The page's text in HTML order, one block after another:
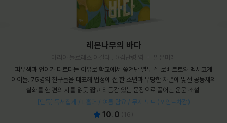
레몬나무의 바다
피부색과 언어가 다르다는 이유로 학교에서 쫓겨난 열두 살 로베르토와 멕시코계
아이들. 75명의 친구들을 대표해 법정에 선 한 소년과 부당한 차별에 맞선 공동체의
실화를 한 편의 시를 읽듯 짧고 리듬감 있는 문장으로 풀어낸 운문 소설.
[단독] 독서집게 / L홀더 / 여름 담요 / 무지 노트 (포인트차감)
10.0